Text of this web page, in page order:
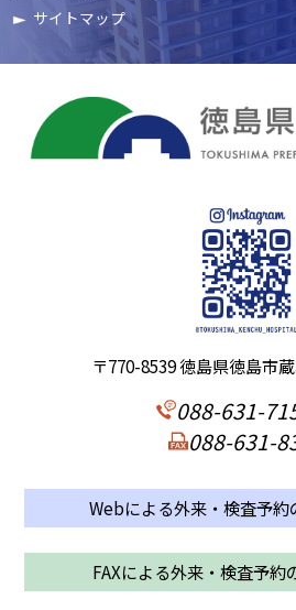
サイトマップ
〒770-8539 徳島県徳島市
088-631-
088-631-
Webによる外来・検査予約
FAXによる外来・検査予約